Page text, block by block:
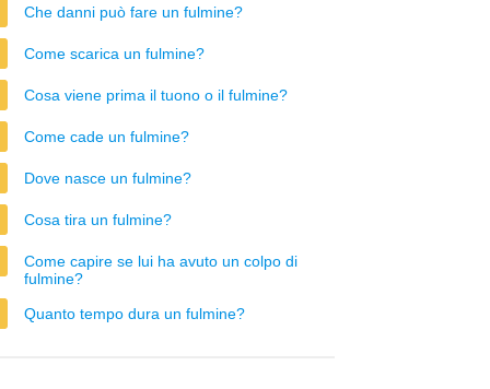
Che danni può fare un fulmine?
Come scarica un fulmine?
Cosa viene prima il tuono o il fulmine?
Come cade un fulmine?
Dove nasce un fulmine?
Cosa tira un fulmine?
Come capire se lui ha avuto un colpo di
fulmine?
Quanto tempo dura un fulmine?